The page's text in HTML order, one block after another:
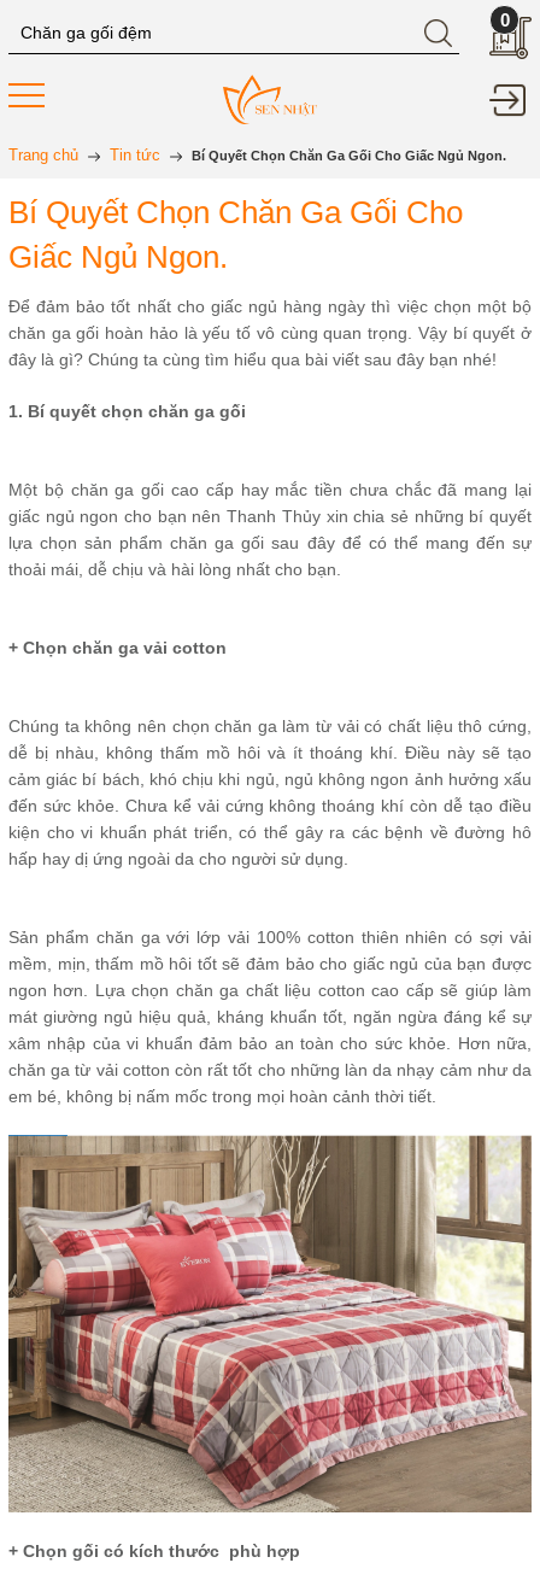
0
Trang chủ Tin tức Bí Quyết Chọn Chăn Ga Gối Cho Giấc Ngủ Ngon.
Bí Quyết Chọn Chăn Ga Gối Cho
Giấc Ngủ Ngon.
Để đảm bảo tốt nhất cho giấc ngủ hàng ngày thì việc chọn một bộ
chăn ga gối hoàn hảo là yếu tố vô cùng quan trọng. Vậy bí quyết ở
đây là gì? Chúng ta cùng tìm hiểu qua bài viết sau đây bạn nhé!
1. Bí quyết chọn chăn ga gối
Một bộ chăn ga gối cao cấp hay mắc tiền chưa chắc đã mang lại
giấc ngủ ngon cho bạn nên Thanh Thủy xin chia sẻ những bí quyết
lựa chọn sản phẩm chăn ga gối sau đây để có thể mang đến sự
thoải mái, dễ chịu và hài lòng nhất cho bạn.
+ Chọn chăn ga vải cotton
Chúng ta không nên chọn chăn ga làm từ vải có chất liệu thô cứng,
dễ bị nhàu, không thấm mồ hôi và ít thoáng khí. Điều này sẽ tạo
cảm giác bí bách, khó chịu khi ngủ, ngủ không ngon ảnh hưởng xấu
đến sức khỏe. Chưa kể vải cứng không thoáng khí còn dễ tạo điều
kiện cho vi khuẩn phát triển, có thể gây ra các bệnh về đường hô
hấp hay dị ứng ngoài da cho người sử dụng.
Sản phẩm chăn ga với lớp vải 100% cotton thiên nhiên có sợi vải
mềm, mịn, thấm mồ hôi tốt sẽ đảm bảo cho giấc ngủ của bạn được
ngon hơn. Lựa chọn chăn ga chất liệu cotton cao cấp sẽ giúp làm
mát giường ngủ hiệu quả, kháng khuẩn tốt, ngăn ngừa đáng kể sự
xâm nhập của vi khuẩn đảm bảo an toàn cho sức khỏe. Hơn nữa,
chăn ga từ vải cotton còn rất tốt cho những làn da nhạy cảm như da
em bé, không bị nấm mốc trong mọi hoàn cảnh thời tiết.
+ Chọn gối có kích thước phù hợp